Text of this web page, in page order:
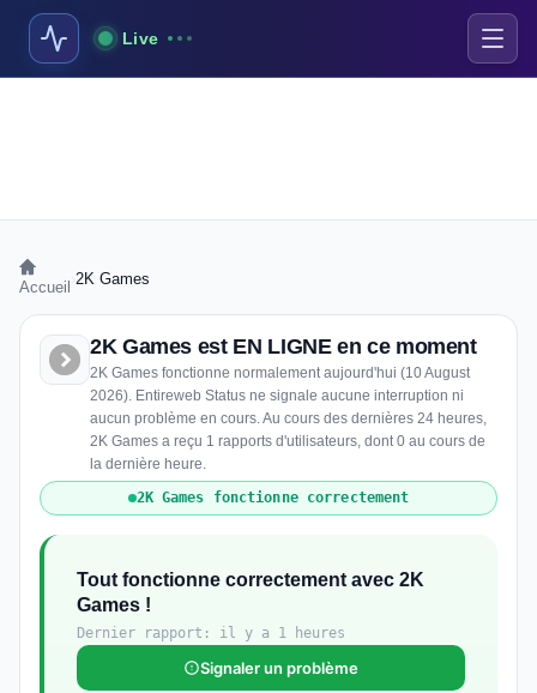
Live
Accueil 2K Games
2K Games est EN LIGNE en ce moment
2K Games fonctionne normalement aujourd'hui (10 August
2026). Entireweb Status ne signale aucune interruption ni
aucun problème en cours. Au cours des dernières 24 heures,
2K Games a reçu 1 rapports d'utilisateurs, dont 0 au cours de
la dernière heure.
2K Games fonctionne correctement
Tout fonctionne correctement avec 2K
Games !
Dernier rapport: il y a 1 heures
Signaler un problème